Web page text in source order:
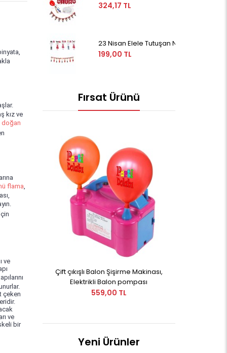
kız ve
flama,
ve
çeken
ve
bir
324,17 TL
23 Nisan Elele Tutuşan Neşeli
199,00 TL
Fırsat Ürünü
Çift çıkışlı Balon Şişirme Makinası,
Elektrikli Balon pompası
559,00 TL
Yeni Ürünler